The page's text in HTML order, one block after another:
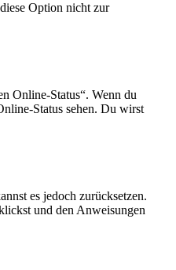
Option nicht zur
Online-Status“. Wenn du
Status sehen. Du wirst
es jedoch zurücksetzen.
und den Anweisungen